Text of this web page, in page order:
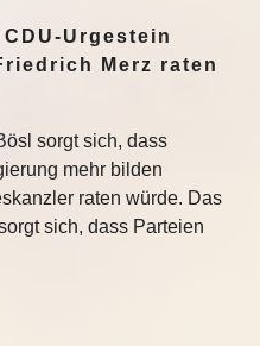
Urgestein
Merz raten
sorgt sich, dass
mehr bilden
raten würde. Das
sich, dass Parteien